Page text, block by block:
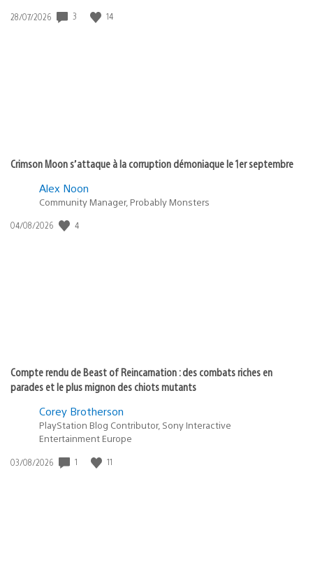
Date
28/07/2026 3 14
Crimson Moon s’attaque à la corruption démoniaque le 1er septembre
Alex Noon
Community Manager, Probably Monsters
Date
04/08/2026 4
Compte rendu de Beast of Reincarnation : des combats riches en
parades et le plus mignon des chiots mutants
Corey Brotherson
PlayStation Blog Contributor, Sony Interactive
Entertainment Europe
Date
03/08/2026 1 11